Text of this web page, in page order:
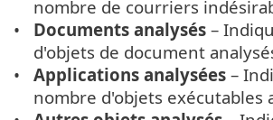
nombre de courriers
Documents analysés –
d'objets de document
Applications analysées –
nombre d'objets exécutables